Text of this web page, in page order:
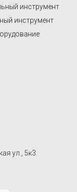
ул., 5к3.
инструмент
инструмент